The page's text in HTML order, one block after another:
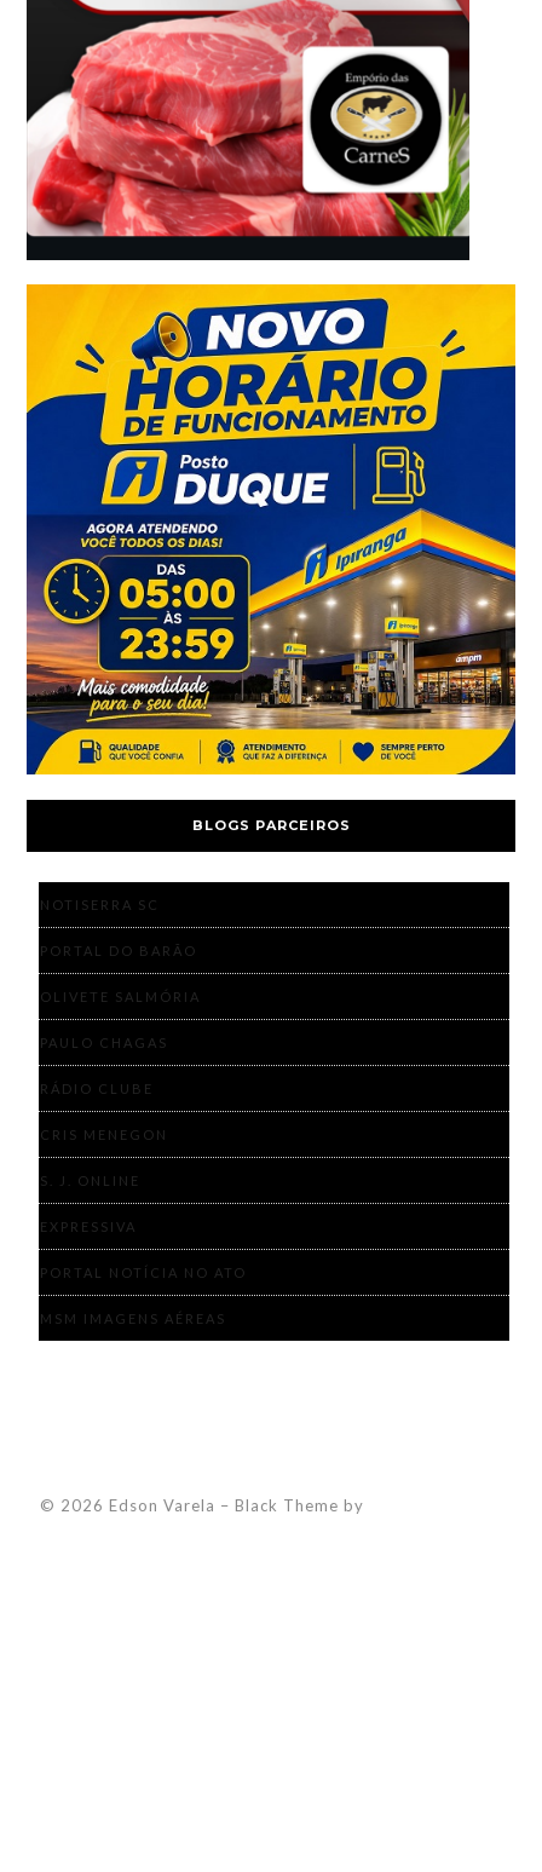
BLOGS PARCEIROS
NOTISERRA SC
PORTAL DO BARÃO
OLIVETE SALMÓRIA
PAULO CHAGAS
RÁDIO CLUBE
CRIS MENEGON
S. J. ONLINE
EXPRESSIVA
PORTAL NOTÍCIA NO ATO
MSM IMAGENS AÉREAS
© 2026 Edson Varela – Black Theme by